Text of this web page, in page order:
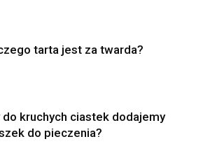
tarta jest za twarda?
do kruchych ciastek dodajemy
do pieczenia?